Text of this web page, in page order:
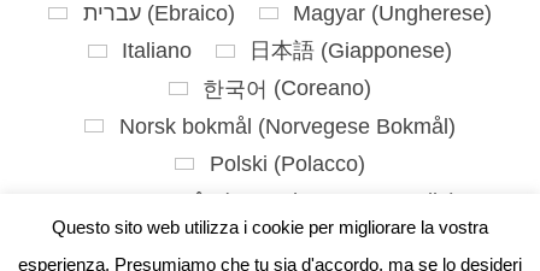
Questo sito web utilizza i cookie per migliorare la vostra
esperienza. Presumiamo che tu sia d'accordo, ma se lo desideri
עברית(Ebraico) Magyar(Ungherese)
Italiano
日本語 (Giapponese)
한국어 (Coreano)
Norsk bokmål (Norvegese Bokmål)
Polski (Polacco)
Português
( Portoghese, Portogallo)
Slovenčina(Slavo) Slovenščina(Sloveno